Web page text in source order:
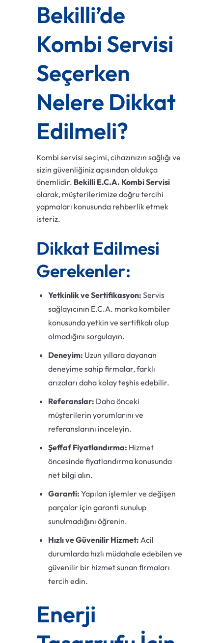
Bekilli’de
Kombi Servisi
Seçerken
Nelere Dikkat
Edilmeli?
Kombi servisi seçimi, cihazınızın sağlığı ve
sizin güvenliğiniz açısından oldukça
önemlidir. Bekilli E.C.A. Kombi Servisi
olarak, müşterilerimize doğru tercihi
yapmaları konusunda rehberlik etmek
isteriz.
Dikkat Edilmesi
Gerekenler:
Yetkinlik ve Sertifikasyon: Servis
sağlayıcının E.C.A. marka kombiler
konusunda yetkin ve sertifikalı olup
olmadığını sorgulayın.
Deneyim: Uzun yıllara dayanan
deneyime sahip firmalar, farklı
arızaları daha kolay teşhis edebilir.
Referanslar: Daha önceki
müşterilerin yorumlarını ve
referanslarını inceleyin.
Şeffaf Fiyatlandırma: Hizmet
öncesinde fiyatlandırma konusunda
net bilgi alın.
Garanti: Yapılan işlemler ve değişen
parçalar için garanti sunulup
sunulmadığını öğrenin.
Hızlı ve Güvenilir Hizmet: Acil
durumlarda hızlı müdahale edebilen ve
güvenilir bir hizmet sunan firmaları
tercih edin.
Enerji